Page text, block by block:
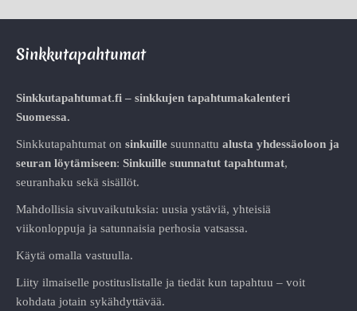
Sinkkutapahtumat
Sinkkutapahtumat.fi – sinkkujen tapahtumakalenteri
Suomessa.
Sinkkutapahtumat on sinkuille suunnattu alusta yhdessäoloon ja
seuran löytämiseen: Sinkuille suunnatut tapahtumat,
seuranhaku sekä sisällöt.
Mahdollisia sivuvaikutuksia: uusia ystäviä, yhteisiä
viikonloppuja ja satunnaisia perhosia vatsassa.
Käytä omalla vastuulla.
Liity ilmaiselle postituslistalle ja tiedät kun tapahtuu – voit
kohdata jotain sykähdyttävää.